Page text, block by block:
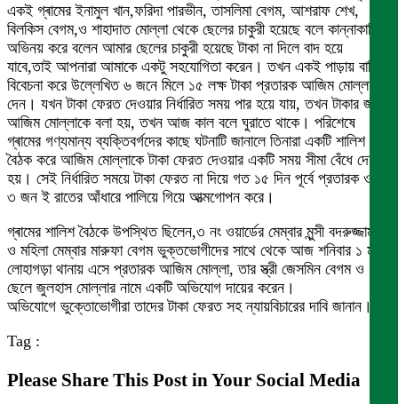
একই গ্ৰামের ইনামুল খান,ফরিদা পারভীন, তাসলিমা বেগম, আশরাফ শেখ,
বিলকিস বেগম,ও শাহাদাত মোল্লা থেকে ছেলের চাকুরী হয়েছে বলে কান্নাকাটির
অভিনয় করে বলেন আমার ছেলের চাকুরী হয়েছে টাকা না দিলে বাদ হয়ে
যাবে,তাই আপনারা আমাকে একটু সহযোগিতা করেন। তখন একই পাড়ায় বাড়ি
বিবেচনা করে উল্লেখিত ৬ জনে মিলে ১৫ লক্ষ টাকা প্রতারক আজিম মোল্লাকে
দেন। যখন টাকা ফেরত দেওয়ার নির্ধারিত সময় পার হয়ে যায়, তখন টাকার জন্য
আজিম মোল্লাকে বলা হয়, তখন আজ কাল বলে ঘুরাতে থাকে। পরিশেষে
গ্ৰামের গণ্যমান্য ব্যক্তিবর্গদের কাছে ঘটনাটি জানালে তিনারা একটি শালিশ
বৈঠক করে আজিম মোল্লাকে টাকা ফেরত দেওয়ার একটি সময় সীমা বেঁধে দেয়া
হয়। সেই নির্ধারিত সময়ে টাকা ফেরত না দিয়ে গত ১৫ দিন পূর্বে প্রতারক ওই
৩ জন ই রাতের আঁধারে পালিয়ে গিয়ে আত্মগোপন করে।
গ্ৰামের শালিশ বৈঠকে উপস্থিত ছিলেন,৩ নং ওয়ার্ডের মেম্বার মুন্সী বদরুজ্জামান
ও মহিলা মেম্বার মারুফা বেগম ভুক্তভোগীদের সাথে থেকে আজ শনিবার ১ মার্চ
লোহাগড়া থানায় এসে প্রতারক আজিম মোল্লা, তার স্ত্রী জেসমিন বেগম ও
ছেলে জুলহাস মোল্লার নামে একটি অভিযোগ দায়ের করেন।
অভিযোগে ভুক্তোভোগীরা তাদের টাকা ফেরত সহ ন্যায়বিচারের দাবি জানান।
Tag :
Please Share This Post in Your Social Media